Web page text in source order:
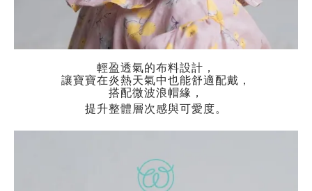
輕盈透氣的布料設計，
讓寶寶在炎熱天氣中也能舒適配戴，
搭配微波浪帽緣，
提升整體層次感與可愛度。